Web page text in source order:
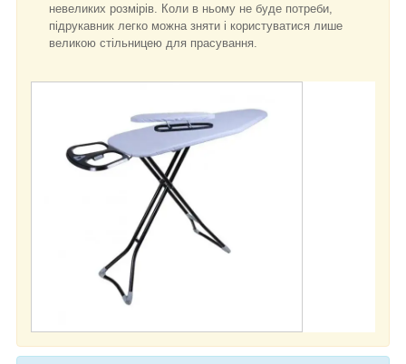
невеликих розмірів. Коли в ньому не буде потреби,
підрукавник легко можна зняти і користуватися лише
великою стільницею для прасування.